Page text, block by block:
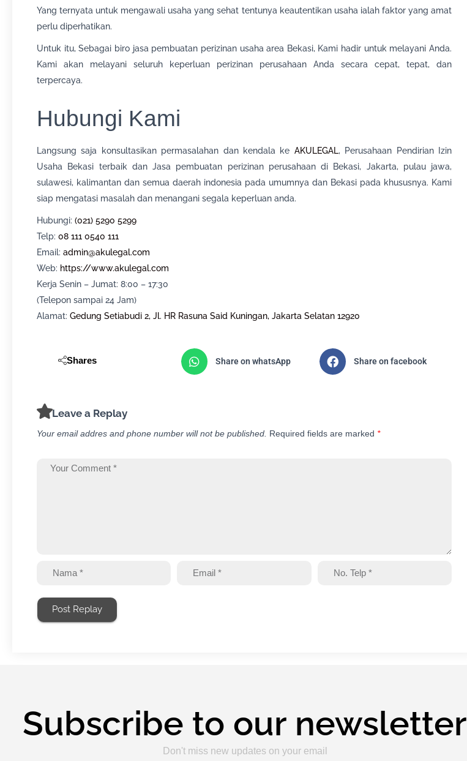
Yang ternyata untuk mengawali usaha yang sehat tentunya keautentikan usaha ialah faktor yang amat
perlu diperhatikan.
Untuk itu, Sebagai biro jasa pembuatan perizinan usaha area Bekasi, Kami hadir untuk melayani Anda.
Kami akan melayani seluruh keperluan perizinan perusahaan Anda secara cepat, tepat, dan
terpercaya.
Hubungi Kami
Langsung saja konsultasikan permasalahan dan kendala ke AKULEGAL, Perusahaan Pendirian Izin
Usaha Bekasi terbaik dan Jasa pembuatan perizinan perusahaan di Bekasi, Jakarta, pulau jawa,
sulawesi, kalimantan dan semua daerah indonesia pada umumnya dan Bekasi pada khususnya. Kami
siap mengatasi masalah dan menangani segala keperluan anda.
Hubungi: (021) 5290 5299
Telp: 08 111 0540 111
Email: admin@akulegal.com
Web: https://www.akulegal.com
Kerja Senin – Jumat: 8:00 – 17:30
(Telepon sampai 24 Jam)
Alamat: Gedung Setiabudi 2, Jl. HR Rasuna Said Kuningan, Jakarta Selatan 12920
Shares Share on whatsApp Share on facebook
Leave a Replay
Your email addres and phone number will not be published. Required fields are marked *
Post Replay
Subscribe to our newsletter
Don't miss new updates on your email